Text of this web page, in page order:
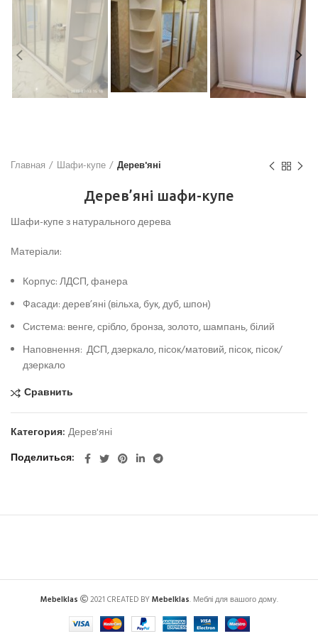
Главная Шафи-купе Дерев'яні
Дерев’яні шафи-купе
Шафи-купе з натурального дерева
Матеріали:
Корпус: ЛДСП, фанера
Фасади: дерев’яні (вільха, бук, дуб, шпон)
Система: венге, срібло, бронза, золото, шампань, білий
Наповнення: ДСП, дзеркало, пісок/матовий, пісок, пісок/
дзеркало
Сравнить
Категория: Дерев'яні
Поделиться
Mebelklas 2021 CREATED BYMebelklas. Меблі для вашого дому.